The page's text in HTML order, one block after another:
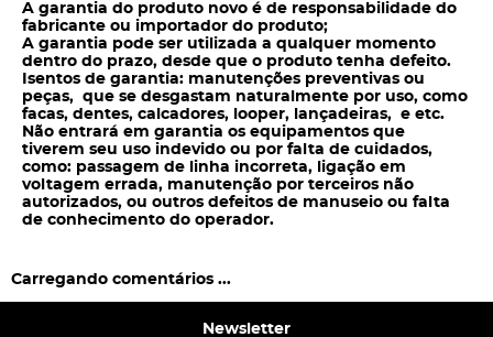
A garantia do produto novo é de responsabilidade do
fabricante ou importador do produto;
A garantia pode ser utilizada a qualquer momento
dentro do prazo, desde que o produto tenha defeito.
Isentos de garantia: manutenções preventivas ou
peças, que se desgastam naturalmente por uso, como
facas, dentes, calcadores, looper, lançadeiras, e etc.
Não entrará em garantia os equipamentos que
tiverem seu uso indevido ou por falta de cuidados,
como: passagem de linha incorreta, ligação em
voltagem errada, manutenção por terceiros não
autorizados, ou outros defeitos de manuseio ou falta
de conhecimento do operador.
Carregando comentários ...
Newsletter